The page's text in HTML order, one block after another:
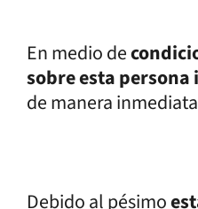
En medio de
sobre esta
de manera
Debido al pésimo